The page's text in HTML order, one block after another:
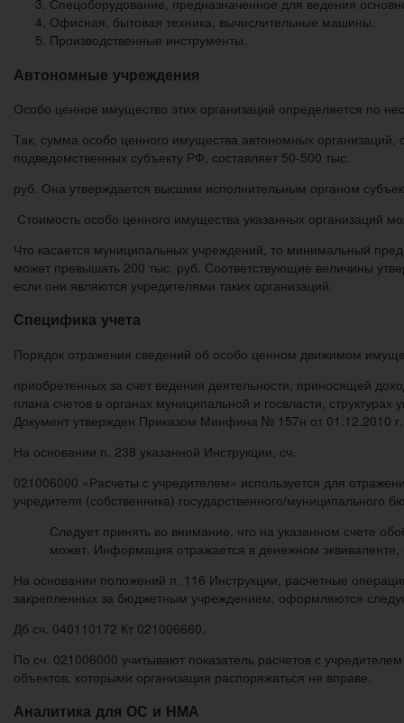
Спецоборудование, предназначенное для ведения
Офисная, бытовая техника, вычислительные машины.
Производственные инструменты.
Автономные учреждения
Особо ценное имущество этих организаций определяется по
Так, сумма особо ценного имущества автономных
подведомственных субъекту РФ, составляет 50-500 тыс.
руб. Она утверждается высшим исполнительным органом
Стоимость особо ценного имущества указанных организаций
Что касается муниципальных учреждений, то минимальный
может превышать 200 тыс. руб. Соответствующие величины
если они являются учредителями таких организаций.
Специфика учета
Порядок отражения сведений об особо ценном движимом
приобретенных за счет ведения деятельности, приносящей
плана счетов в органах муниципальной и госвласти,
Документ утвержден Приказом Минфина № 157н от 01.12.2010 г.
На основании п. 238 указанной Инструкции, сч.
021006000 «Расчеты с учредителем» используется для
учредителя (собственника) государственного/муниципального
Следует принять во внимание, что на указанном счете
может. Информация отражается в денежном
На основании положений п. 116 Инструкции, расчетные
закрепленных за бюджетным учреждением, оформляются
Дб сч. 040110172 Кт 021006660.
По сч. 021006000 учитывают показатель расчетов с
объектов, которыми организация распоряжаться не вправе.
Аналитика для ОС и НМА